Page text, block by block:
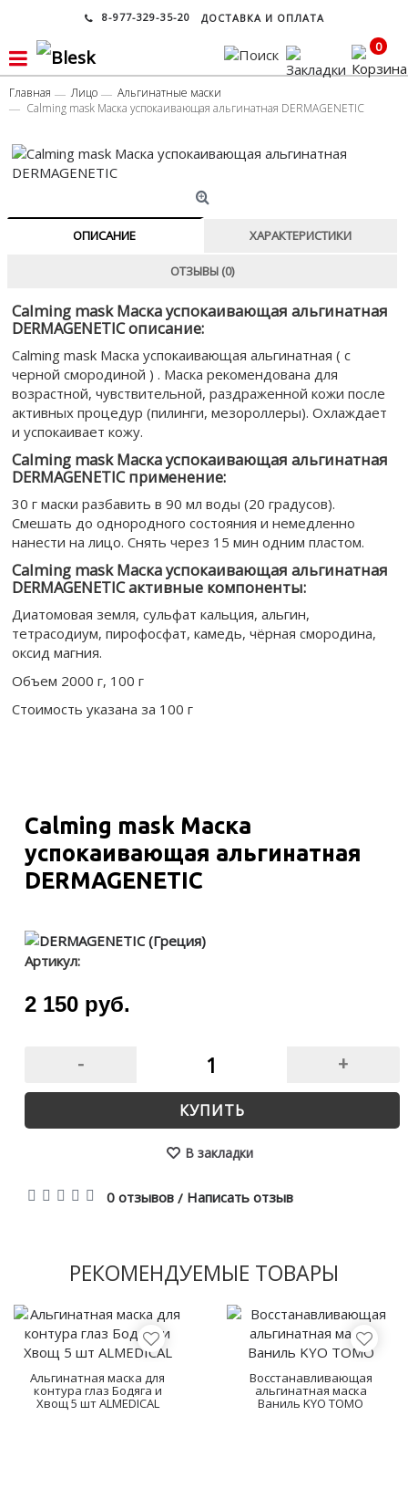
8-977-329-35-20 ДОСТАВКА И ОПЛАТА
0
Главная Лицо
Альгинатные маски
Calming mask Маска успокаивающая альгинатная DERMAGENETIC
ОПИСАНИЕ ХАРАКТЕРИСТИКИ
ОТЗЫВЫ (0)
Calming mask Маска успокаивающая альгинатная
DERMAGENETIC описание:
Calming mask Маска успокаивающая альгинатная ( с
черной смородиной ) . Маска рекомендована для
возрастной, чувствительной, раздраженной кожи после
активных процедур (пилинги, мезороллеры). Охлаждает
и успокаивает кожу.
Calming mask Маска успокаивающая альгинатная
DERMAGENETIC применение:
30 г маски разбавить в 90 мл воды (20 градусов).
Смешать до однородного состояния и немедленно
нанести на лицо. Снять через 15 мин одним пластом.
Calming mask Маска успокаивающая альгинатная
DERMAGENETIC активные компоненты:
Диатомовая земля, сульфат кальция, альгин,
тетрасодиум, пирофосфат, камедь, чёрная смородина,
оксид магния.
Объем 2000 г, 100 г
Стоимость указана за 100 г
Calming mask Маска
успокаивающая альгинатная
DERMAGENETIC
Артикул:
2 150 руб.
- +
КУПИТЬ
В закладки
0 отзывов/ Написать отзыв
РЕКОМЕНДУЕМЫЕ ТОВАРЫ
Альгинатная маска для
контура глаз Бодяга и
Хвощ 5 шт ALMEDICAL
Восстанавливающая
альгинатная маска
Ваниль KYO TOMO